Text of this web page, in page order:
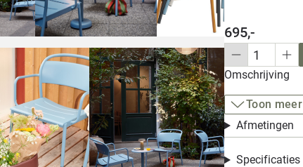
695,-
Omschrijving
Toon meer
Afmetingen
Specificaties